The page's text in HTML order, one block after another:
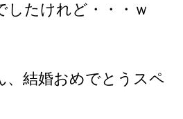
したけれど・・・ｗ
、結婚おめでとうスペ